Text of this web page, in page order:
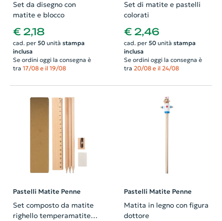
Set da disegno con
matite e blocco
€ 2,18
cad. per 50unità stampa
inclusa
Se ordini oggi la consegna è
tra 17/08 e il 19/08
Set di matite e pastelli
colorati
€ 2,46
cad. per 50unità stampa
inclusa
Se ordini oggi la consegna è
tra 20/08 e il 24/08
Pastelli Matite Penne
Set composto da matite
righello temperamatite e
Pastelli Matite Penne
Matita in legno con figura
dottore